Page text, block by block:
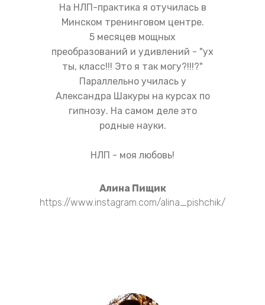
На НЛП-практика я отучилась в
Минском тренинговом центре.
5 месяцев мощных
преобразований и удивлений - "ух
ты, класс!!! Это я так могу?!!!?"
Параллельно училась у
Александра Шакуры на курсах по
гипнозу. На самом деле это
родные науки.
НЛП - моя любовь!
Алина Пищик
https://www.instagram.com/alina_pishchik/